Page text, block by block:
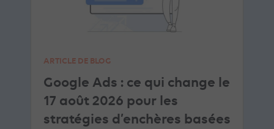
ARTICLE DE BLOG
Google Ads : ce qui change le
17 août 2026 pour les
stratégies d’enchères basées